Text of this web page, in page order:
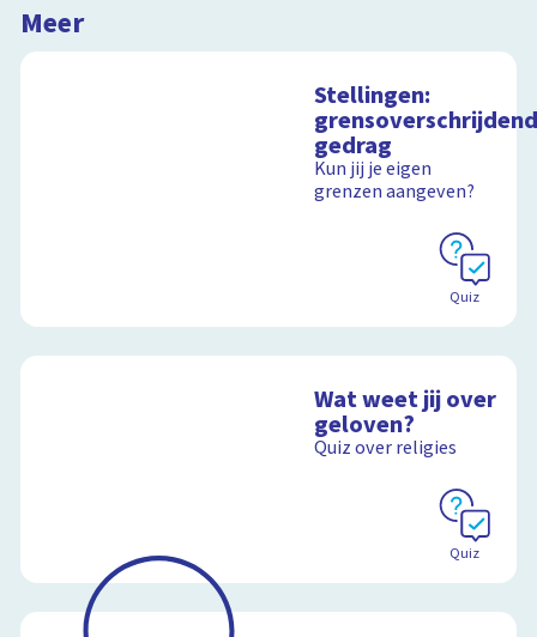
Meer
Stellingen:
gedrag
Kun jij je eigen
grenzen aangeven?
Quiz
Wat weet jij over
geloven?
Quiz over religies
Quiz